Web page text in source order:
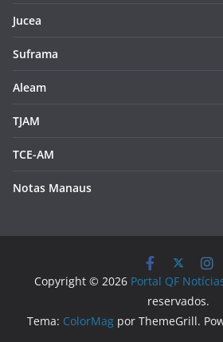
Jucea
Suframa
Aleam
TJAM
TCE-AM
Notas Manaus
Copyright © 2026 Portal QF
reservados.
Tema: ColorMag por ThemeGrill.